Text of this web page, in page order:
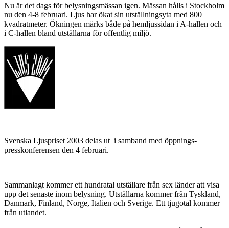
Nu är det dags för belysningsmässan igen. Mässan hålls i Stockholm
nu den 4-8 februari. Ljus har ökat sin utställningsyta med 800
kvadratmeter. Ökningen märks både på hemljussidan i A-hallen och
i C-hallen bland utställarna för offentlig miljö.
Svenska Ljuspriset 2003 delas ut i samband med öppnings-
presskonferensen den 4 februari.
Sammanlagt kommer ett hundratal utställare från sex länder att visa
upp det senaste inom belysning. Utställarna kommer från Tyskland,
Danmark, Finland, Norge, Italien och Sverige. Ett tjugotal kommer
från utlandet.